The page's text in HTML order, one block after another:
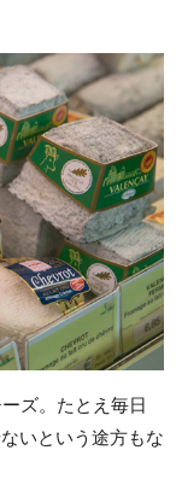
ズ。たとえ毎日
いという途方もな